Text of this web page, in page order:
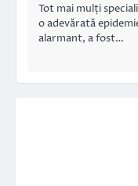
Tot mai mulți
o adevărată
alarmant, a fost…